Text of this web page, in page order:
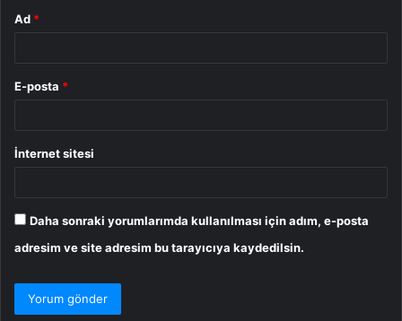
Ad *
E-posta *
İnternet sitesi
Daha sonraki yorumlarımda kullanılması için adım, e-posta
adresim ve site adresim bu tarayıcıya kaydedilsin.